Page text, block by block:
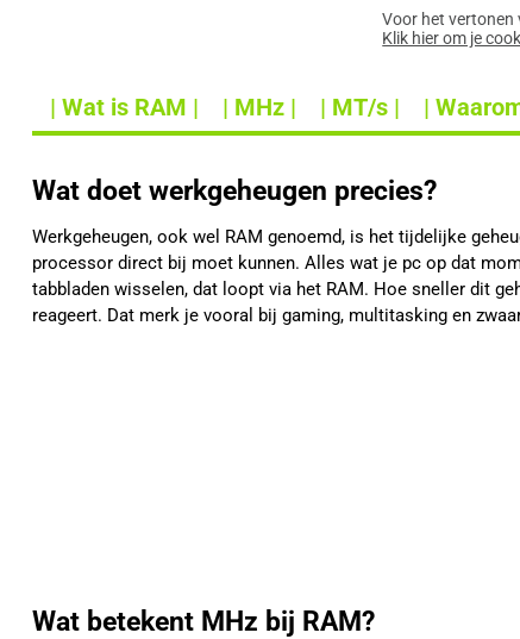
Voor het vertonen
Klik hier om je
| Wat is RAM | | MHz | | MT/s | |
Wat doet werkgeheugen precies?
Werkgeheugen, ook wel RAM genoemd, is het tijdelijke
processor direct bij moet kunnen. Alles wat je pc op dat
tabbladen wisselen, dat loopt via het RAM. Hoe sneller dit
reageert. Dat merk je vooral bij gaming, multitasking en
Wat betekent MHz bij RAM?